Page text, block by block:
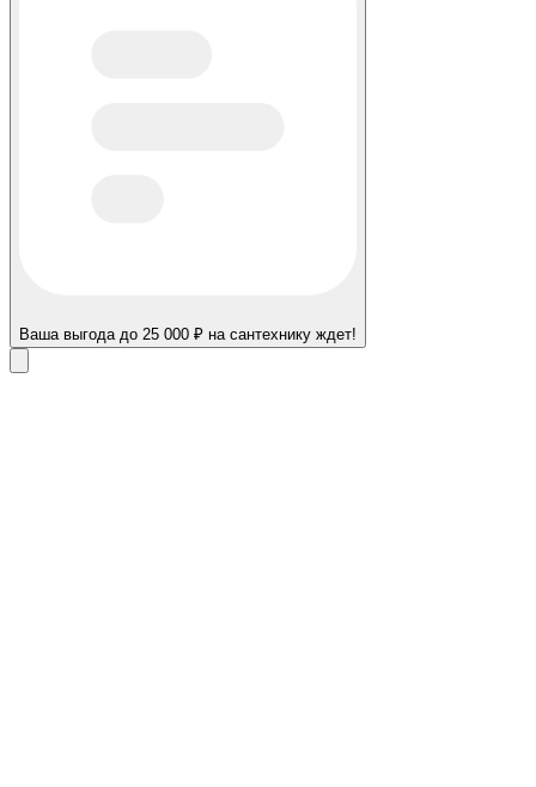
Ваша выгода до 25 000 ₽ на сантехнику ждет!